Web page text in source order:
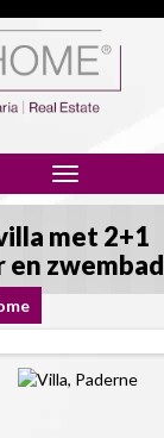
met 2+1
en zwembad